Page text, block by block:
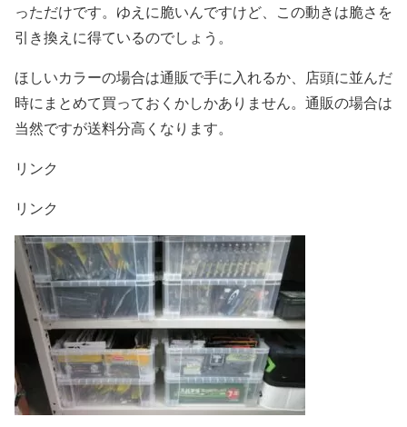
っただけです。ゆえに脆いんですけど、この動きは脆さを
引き換えに得ているのでしょう。
ほしいカラーの場合は通販で手に入れるか、店頭に並んだ
時にまとめて買っておくかしかありません。通販の場合は
当然ですが送料分高くなります。
リンク
リンク